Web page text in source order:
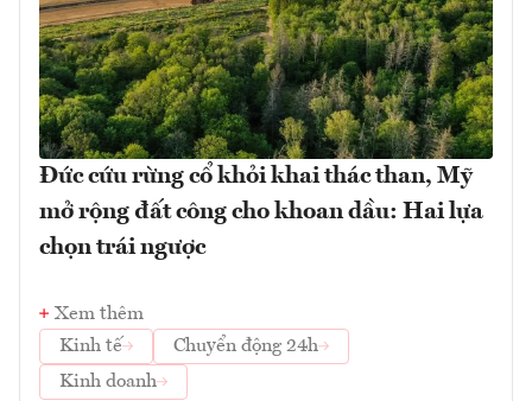
Đức cứu rừng cổ khỏi khai thác than, Mỹ
mở rộng đất công cho khoan dầu: Hai lựa
chọn trái ngược
Xem thêm
Kinh tế
Chuyển động 24h
Kinh doanh